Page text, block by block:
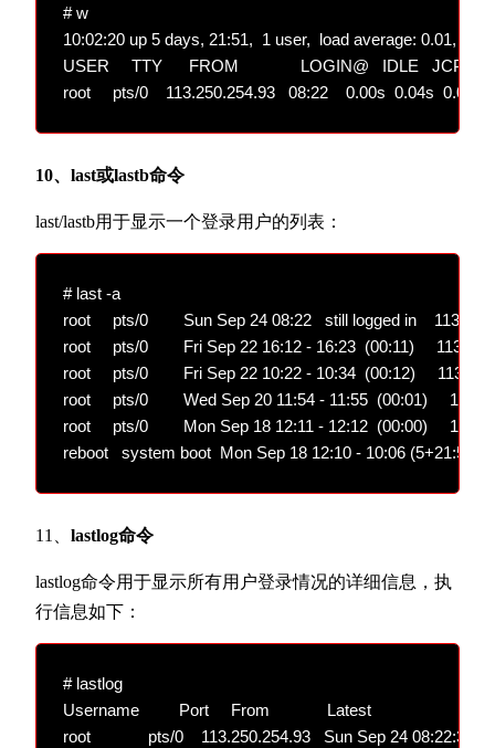
# w
10:02:20 up 5 days, 21:51,  1 user,  load average: 0.01,
USER     TTY      FROM              LOGIN@   IDLE   JCPU
10、last或lastb命令
last/lastb用于显示一个登录用户的列表：
# last -a
root     pts/0        Sun Sep 24 08:22   still logged in
root     pts/0        Fri Sep 22 16:12 - 16:23  (00:11)
root     pts/0        Fri Sep 22 10:22 - 10:34  (00:12)
root     pts/0        Wed Sep 20 11:54 - 11:55  (00:01)
root     pts/0        Mon Sep 18 12:11 - 12:12  (00:00)
11、 lastlog命令
lastlog命令用于显示所有用户登录情况的详细信息，执
行信息如下：
# lastlog
Username         Port     From             Latest
root             pts/0    113.250.254.93   Sun Sep 24 08:22:31